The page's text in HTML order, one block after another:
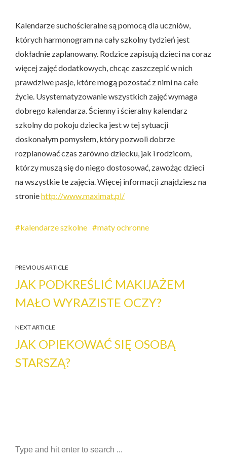
Kalendarze suchościeralne są pomocą dla uczniów,
których harmonogram na cały szkolny tydzień jest
dokładnie zaplanowany. Rodzice zapisują dzieci na coraz
więcej zajęć dodatkowych, chcąc zaszczepić w nich
prawdziwe pasje, które mogą pozostać z nimi na całe
życie. Usystematyzowanie wszystkich zajęć wymaga
dobrego kalendarza. Ścienny i ścieralny kalendarz
szkolny do pokoju dziecka jest w tej sytuacji
doskonałym pomysłem, który pozwoli dobrze
rozplanować czas zarówno dziecku, jak i rodzicom,
którzy muszą się do niego dostosować, zawożąc dzieci
na wszystkie te zajęcia. Więcej informacji znajdziesz na
stroniehttp://www.maximat.pl/
kalendarze szkolne maty ochronne
PREVIOUS ARTICLE
JAK PODKREŚLIĆ MAKIJAŻEM
MAŁO WYRAZISTE OCZY?
NEXT ARTICLE
JAK OPIEKOWAĆ SIĘ OSOBĄ
STARSZĄ?